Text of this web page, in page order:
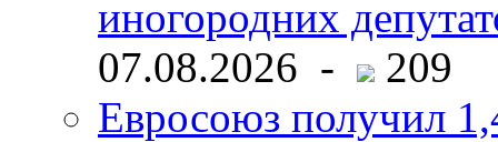
иногородних
07.08.2026 -
209
Евросоюз получил